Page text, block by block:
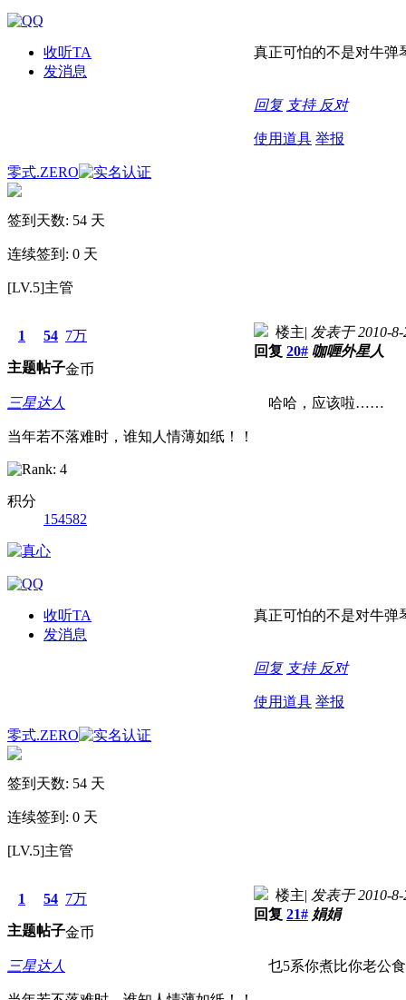
收听TA
发消息
真正可怕的不是对牛弹
回复 支持 反对
使用道具 举报
零式.ZERO
签到天数: 54 天
连续签到: 0 天
[LV.5]主管
1
主题
54
帖子
7万
金币
三星达人
当年若不落难时，谁知人情薄如纸！！
积分
154582
收听TA
发消息
楼主| 发表于 2010-8-
回复 20# 咖喱外星人
哈哈，应该啦……
真正可怕的不是对牛弹
回复 支持 反对
使用道具 举报
零式.ZERO
签到天数: 54 天
连续签到: 0 天
[LV.5]主管
1
主题
54
帖子
7万
金币
三星达人
楼主| 发表于 2010-8-
回复 21# 娟娟
乜5系你煮比你老公